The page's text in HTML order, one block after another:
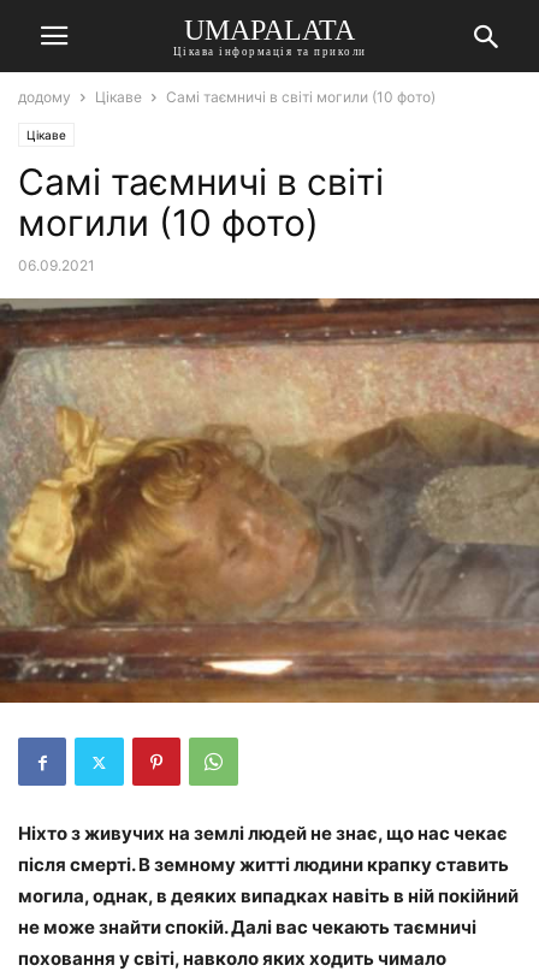
UMAPALATA
Цікава інформація та приколи
додому Цікаве Самі таємничі в світі могили (10 фото)
Цікаве
Самі таємничі в світі
могили (10 фото)
06.09.2021
Ніхто з живучих на землі людей не знає, що нас чекає
після смерті. В земному житті людини крапку ставить
могила, однак, в деяких випадках навіть в ній покійний
не може знайти спокій. Далі вас чекають таємничі
поховання у світі, навколо яких ходить чимало